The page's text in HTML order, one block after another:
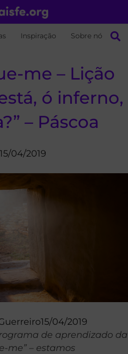
Inspiração Sobre nós
me – Lição
ó inferno,
– Páscoa
04/2019
15/04/2019
de aprendizado da
me” – estamos